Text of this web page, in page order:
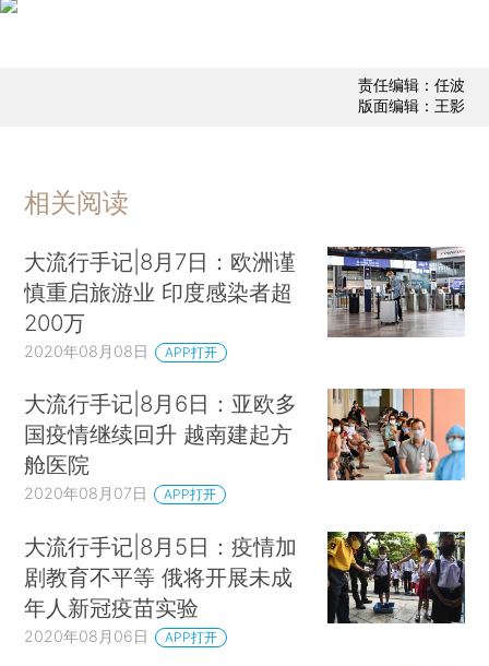
责任编辑：任波
版面编辑：王影
相关阅读
大流行手记|8月7日：欧洲谨
慎重启旅游业 印度感染者超
200万
2020年08月08日 APP打开
大流行手记|8月6日：亚欧多
国疫情继续回升 越南建起方
舱医院
2020年08月07日 APP打开
大流行手记|8月5日：疫情加
剧教育不平等 俄将开展未成
年人新冠疫苗实验
2020年08月06日 APP打开